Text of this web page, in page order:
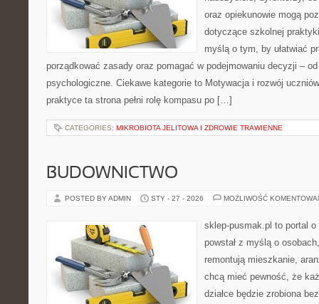
oraz opiekunowie mogą
dotyczące szkolnej
myślą o tym, by ułatwiać
porządkować zasady oraz pomagać w podejmowaniu decyzji –
psychologiczne. Ciekawe kategorie to Motywacja i rozwój
praktyce ta strona pełni rolę kompasu po […]
CATEGORIES: MIKROBIOTA JELITOWA I ZDROWIE TRAWIENNE
BUDOWNICTWO
POSTED BY ADMIN STY - 27 - 2026 MOŻLIWOŚĆ
sklep-pusmak.pl to portal
powstał z myślą o
remontują mieszkanie,
chcą mieć pewność, że
działce będzie zrobiona